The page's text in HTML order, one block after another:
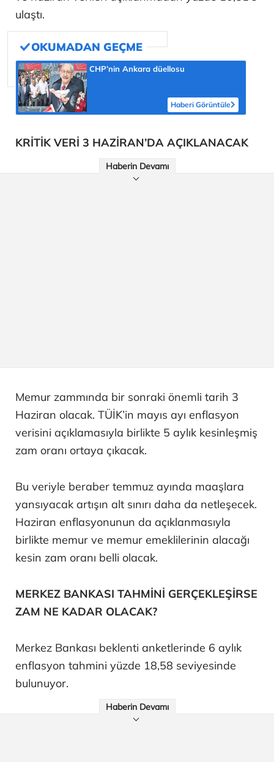
ulaştı.
CHP’nin Ankara düellosu
Haberi Görüntüle
KRİTİK VERİ 3 HAZİRAN’DA AÇIKLANACAK
Haberin Devamı
Memur zammında bir sonraki önemli tarih 3
Haziran olacak. TÜİK’in mayıs ayı enflasyon
verisini açıklamasıyla birlikte 5 aylık kesinleşmiş
zam oranı ortaya çıkacak.
Bu veriyle beraber temmuz ayında maaşlara
yansıyacak artışın alt sınırı daha da netleşecek.
Haziran enflasyonunun da açıklanmasıyla
birlikte memur ve memur emeklilerinin alacağı
kesin zam oranı belli olacak.
MERKEZ BANKASI TAHMİNİ GERÇEKLEŞİRSE
ZAM NE KADAR OLACAK?
Merkez Bankası beklenti anketlerinde 6 aylık
enflasyon tahmini yüzde 18,58 seviyesinde
bulunuyor.
Haberin Devamı